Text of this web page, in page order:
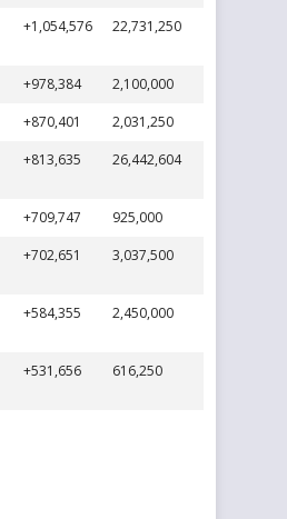
+1,054,576 22,731,250
+978,384 2,100,000
+870,401 2,031,250
+813,635 26,442,604
+709,747 925,000
+702,651 3,037,500
+584,355 2,450,000
+531,656 616,250